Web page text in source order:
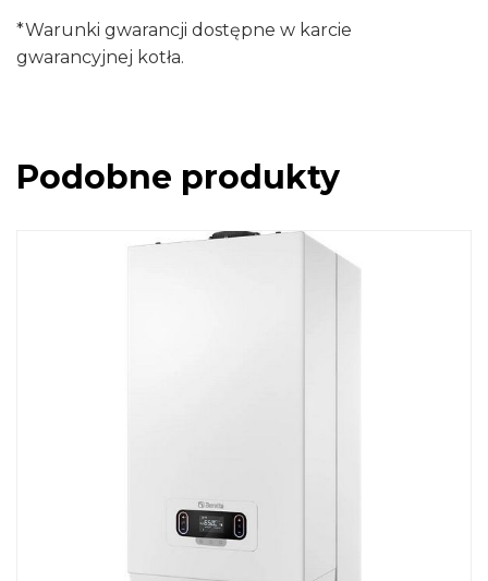
*Warunki gwarancji dostępne w karcie
gwarancyjnej kotła.
Podobne produkty